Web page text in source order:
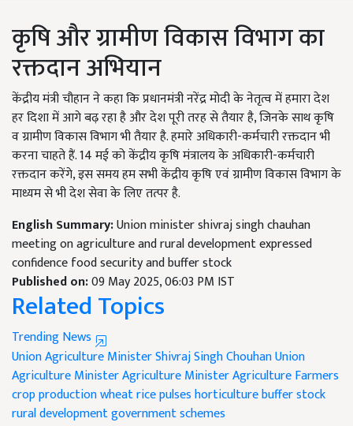
कृषि और ग्रामीण विकास विभाग का
रक्तदान अभियान
केंद्रीय मंत्री चौहान ने कहा कि प्रधानमंत्री नरेंद्र मोदी के नेतृत्व में हमारा देश
हर दिशा में आगे बढ़ रहा है और देश पूरी तरह से तैयार है, जिनके साथ कृषि
व ग्रामीण विकास विभाग भी तैयार है. हमारे अधिकारी-कर्मचारी रक्तदान भी
करना चाहते हैं. 14 मई को केंद्रीय कृषि मंत्रालय के अधिकारी-कर्मचारी
रक्तदान करेंगे, इस समय हम सभी केंद्रीय कृषि एवं ग्रामीण विकास विभाग के
माध्यम से भी देश सेवा के लिए तत्पर है.
English Summary:Union minister shivraj singh chauhan
meeting on agriculture and rural development expressed
confidence food security and buffer stock
Published on:09 May 2025, 06:03 PM IST
Related Topics
Trending News
Union Agriculture Minister Shivraj Singh ChouhanUnion
Agriculture MinisterAgriculture MinisterAgricultureFarmers
crop productionwheatricepulseshorticulturebuffer stock
rural developmentgovernment schemes